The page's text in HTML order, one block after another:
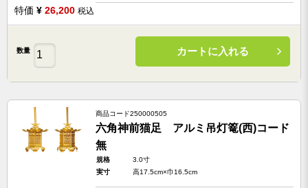
特価 ¥ 26,200 税込
数量 カートに入れる
商品コード250000505
六角神前猫足 アルミ吊灯篭(西)コード
無
規格
3.0寸
実寸
高17.5cm×巾16.5cm